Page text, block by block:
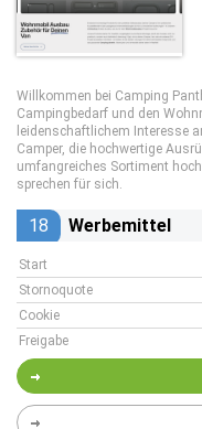
Willkommen bei Camping
Campingbedarf und den
leidenschaftlichem Interesse
Camper, die hochwertige
umfangreiches Sortiment
sprechen für sich.
18 Werbemittel
Start
Stornoquote
Cookie
Freigabe